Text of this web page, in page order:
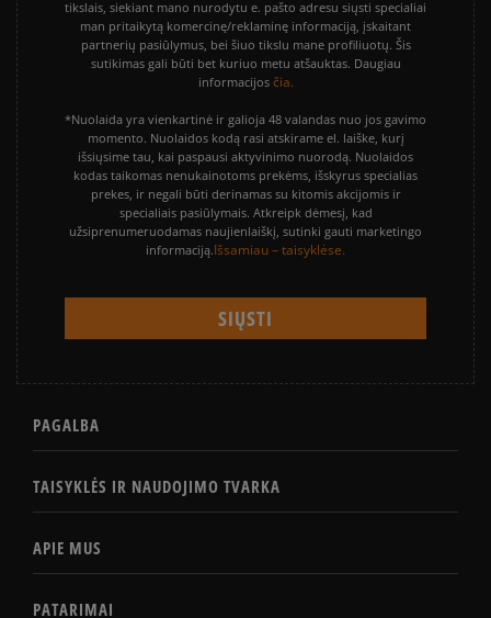
tikslais, siekiant mano nurodytu e. pašto adresu siųsti specialiai
man pritaikytą komercinę/reklaminę informaciją, įskaitant
partnerių pasiūlymus, bei šiuo tikslu mane profiliuotų. Šis
sutikimas gali būti bet kuriuo metu atšauktas. Daugiau
informacijos čia.
*Nuolaida yra vienkartinė ir galioja 48 valandas nuo jos gavimo
momento. Nuolaidos kodą rasi atskirame el. laiške, kurį
išsiųsime tau, kai paspausi aktyvinimo nuorodą. Nuolaidos
kodas taikomas nenukainotoms prekėms, išskyrus specialias
prekes, ir negali būti derinamas su kitomis akcijomis ir
specialiais pasiūlymais. Atkreipk dėmesį, kad
užsiprenumeruodamas naujienlaiškį, sutinki gauti marketingo
informaciją.Išsamiau – taisyklėse.
PAGALBA
TAISYKLĖS IR NAUDOJIMO TVARKA
APIE MUS
PATARIMAI